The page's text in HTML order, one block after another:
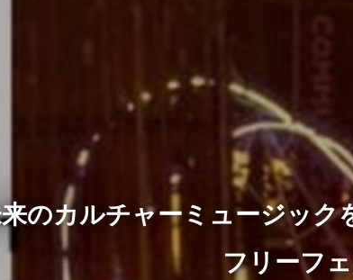
のカルチャーミュージッ
フリーフ